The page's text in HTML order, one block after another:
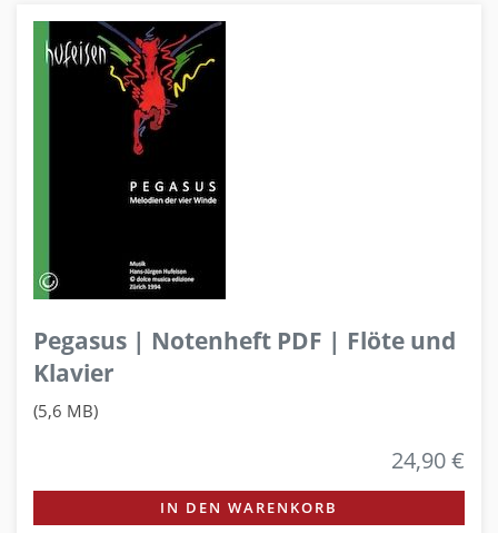
Pegasus | Notenheft PDF | Flöte und
Klavier
(5,6 MB)
24,90 €
IN DEN WARENKORB